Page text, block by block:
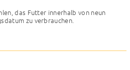
das Futter innerhalb von neun
zu verbrauchen.